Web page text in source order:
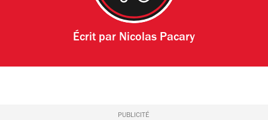
Écrit par Nicolas Pacary
PUBLICITÉ